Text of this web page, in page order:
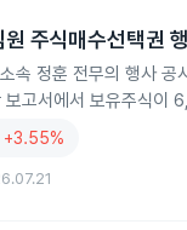
주식매수선택권
속 정훈 전무의 행사
보고서에서 보유주식
+3.55%